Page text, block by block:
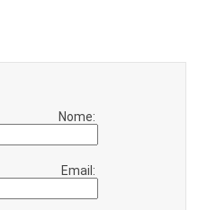
Nome:
Email: